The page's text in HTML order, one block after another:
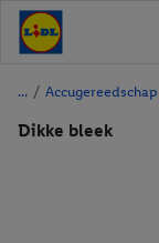
/ Accugereedschap
Dikke bleek